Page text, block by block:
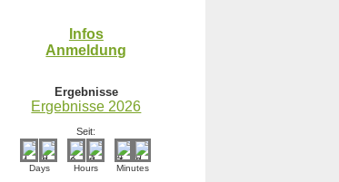
Infos
Anmeldung
Ergebnisse
Ergebnisse 2026
Seit:
Days Hours Minutes